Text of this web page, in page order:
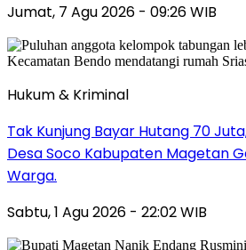
Jumat, 7 Agu 2026 - 09:26 WIB
Hukum & Kriminal
Tak Kunjung Bayar Hutang 70
Desa Soco Kabupaten Magetan
Warga.
Sabtu, 1 Agu 2026 - 22:02 WIB